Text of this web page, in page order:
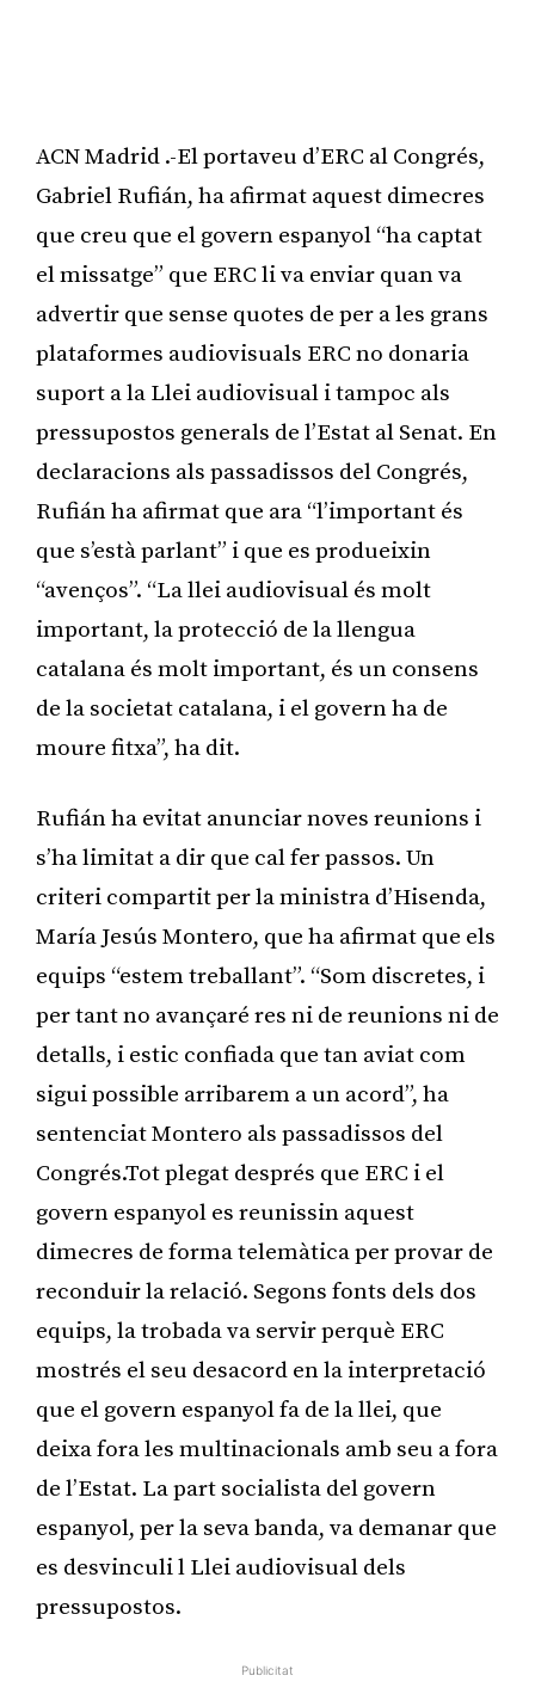
ACN Madrid .-El portaveu d’ERC al Congrés,
Gabriel Rufián, ha afirmat aquest dimecres
que creu que el govern espanyol “ha captat
el missatge” que ERC li va enviar quan va
advertir que sense quotes de per a les grans
plataformes audiovisuals ERC no donaria
suport a la Llei audiovisual i tampoc als
pressupostos generals de l’Estat al Senat. En
declaracions als passadissos del Congrés,
Rufián ha afirmat que ara “l’important és
que s’està parlant” i que es produeixin
“avenços”. “La llei audiovisual és molt
important, la protecció de la llengua
catalana és molt important, és un consens
de la societat catalana, i el govern ha de
moure fitxa”, ha dit.
Rufián ha evitat anunciar noves reunions i
s’ha limitat a dir que cal fer passos. Un
criteri compartit per la ministra d’Hisenda,
María Jesús Montero, que ha afirmat que els
equips “estem treballant”. “Som discretes, i
per tant no avançaré res ni de reunions ni de
detalls, i estic confiada que tan aviat com
sigui possible arribarem a un acord”, ha
sentenciat Montero als passadissos del
Congrés.Tot plegat després que ERC i el
govern espanyol es reunissin aquest
dimecres de forma telemàtica per provar de
reconduir la relació. Segons fonts dels dos
equips, la trobada va servir perquè ERC
mostrés el seu desacord en la interpretació
que el govern espanyol fa de la llei, que
deixa fora les multinacionals amb seu a fora
de l’Estat. La part socialista del govern
espanyol, per la seva banda, va demanar que
es desvinculi l Llei audiovisual dels
pressupostos.
Publicitat